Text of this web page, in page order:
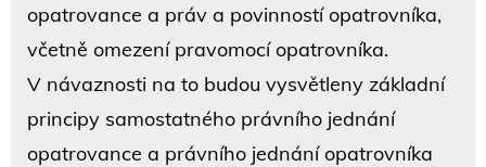
opatrovance a práv a povinností opatrovníka,
včetně omezení pravomocí opatrovníka.
V návaznosti na to budou vysvětleny základní
principy samostatného právního jednání
opatrovance a právního jednání opatrovníka